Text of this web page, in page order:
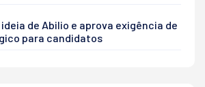
de Abilio e aprova exigência de
para candidatos